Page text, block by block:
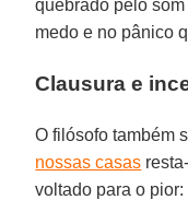
quebrado pelo
medo e no pânico
Clausura e
O filósofo também
nossas casas
voltado para o